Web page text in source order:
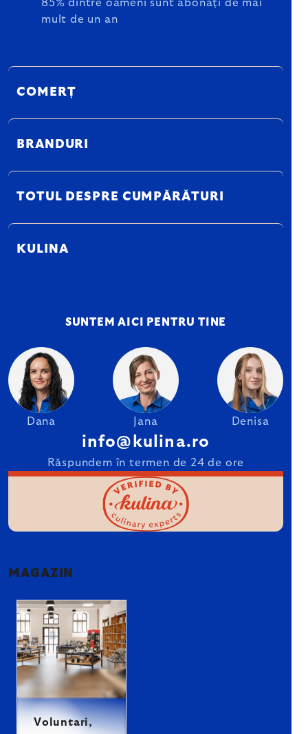
85% dintre oameni sunt abonați de mai
mult de un an
COMERȚ
BRANDURI
TOTUL DESPRE CUMPĂRĂTURI
KULINA
SUNTEM AICI PENTRU TINE
Dana Jana Denisa
info@kulina.ro
Răspundem în termen de 24 de ore
MAGAZIN
Voluntari,